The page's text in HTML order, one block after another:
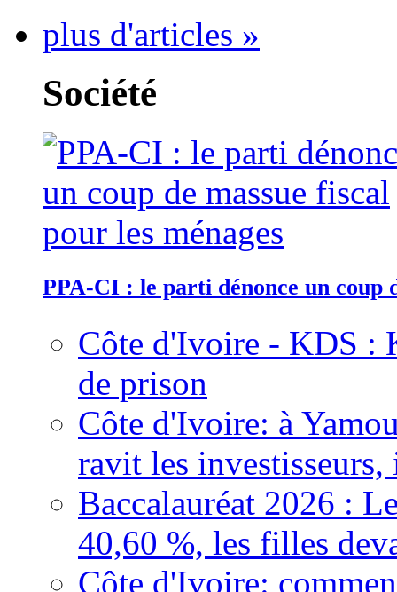
plus d'articles »
Société
PPA-CI : le parti dénonce un coup
Côte d'Ivoire - KDS :
de prison
Côte d'Ivoire: à
ravit les
Baccalauréat 2026 :
40,60 %, les filles
Côte d'Ivoire: